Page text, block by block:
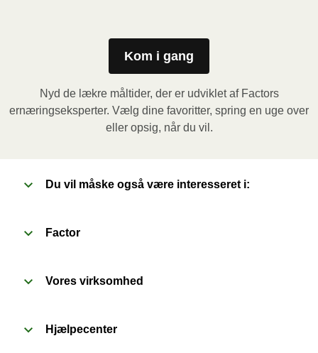
minutter. Lad derefter måltidet hvile i yderligere 1
minut, inden du fjerner folien. Vær forsigtig med den
Ovn (170˚C): Forvarm ovnen. Fjern papomslaget og
prik et par huller i folien. Sæt beholderen i en
fjerner folien. Vær forsigtig med den varme damp når
Kom i gang
Nyd de lækre måltider, der er udviklet af Factors
ernæringseksperter. Vælg dine favoritter, spring en uge over
eller opsig, når du vil.
Du vil måske også være interesseret i:
Factor
Vores virksomhed
Hjælpecenter